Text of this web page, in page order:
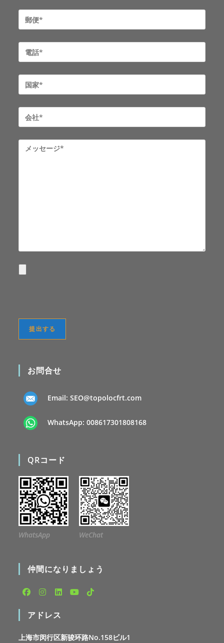
お問合せ
Email:SEO@topolocfrt.com
WhatsApp:008617301808168
QRコード
WhatsApp WeChat
仲間になりましょう
in
in
アドレス
上海市闵行区新骏环路No.158ビル1